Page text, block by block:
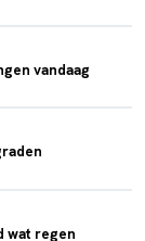
vandaag
wat regen